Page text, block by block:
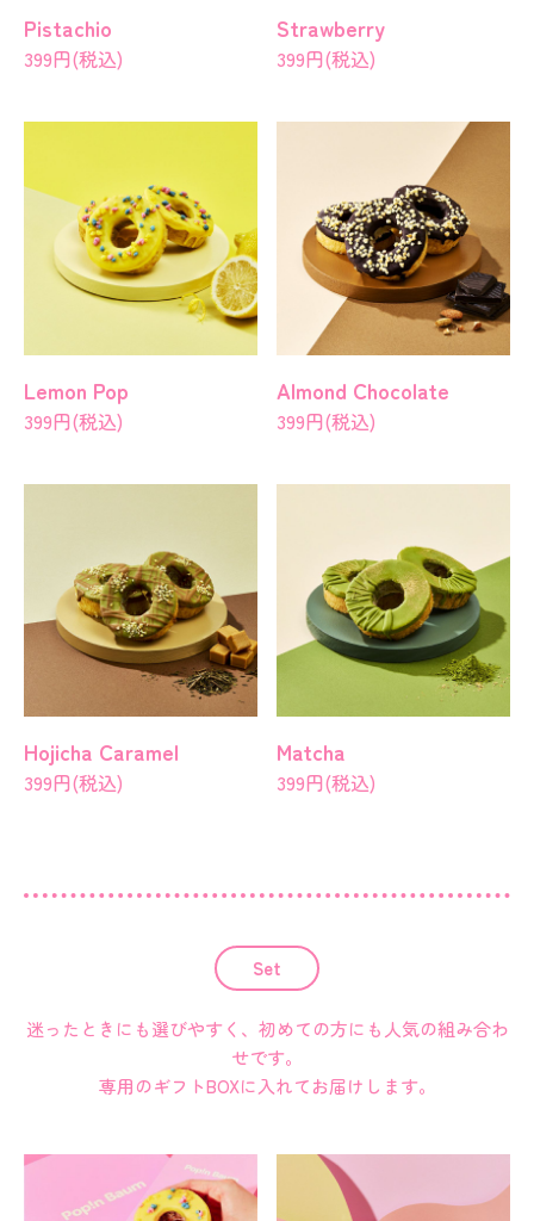
Pistachio
399円(税込)
Strawberry
399円(税込)
Lemon Pop
399円(税込)
Almond Chocolate
399円(税込)
Hojicha Caramel
399円(税込)
Matcha
399円(税込)
Set
迷ったときにも選びやすく、初めての方にも人気の組み合わ
せです。
専用のギフトBOXに入れてお届けします。